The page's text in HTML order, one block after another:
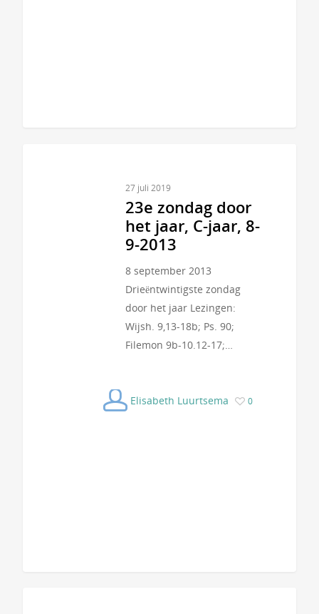
27 juli 2019
23e zondag door
het jaar, C-jaar, 8-
9-2013
8 september 2013
Drieëntwintigste zondag
door het jaar Lezingen:
Wijsh. 9,13-18b; Ps. 90;
Filemon 9b-10.12-17;…
Elisabeth Luurtsema 0